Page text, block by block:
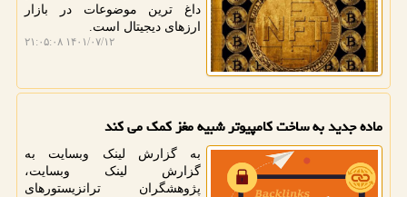
داغ ترین موضوعات در بازار
ارزهای دیجیتال است.
۱۴۰۱/۰۷/۱۲ ۲۱:۰۵:۰۸
ماده جدید به ساخت کامپیوتر شبیه مغز کمک می کند
به گزارش لینک وبسایت به
گزارش لینک وبسایت،
پژوهشگران ترانزیستورهای